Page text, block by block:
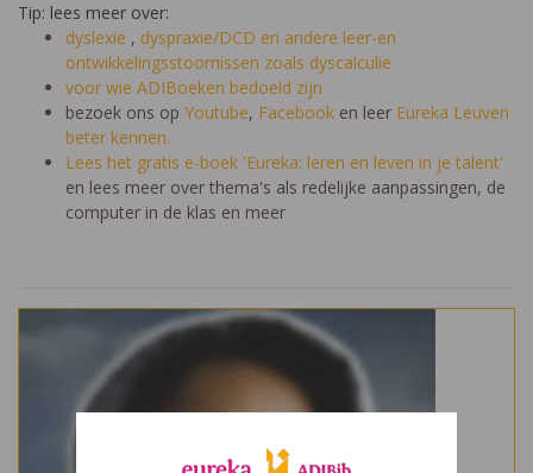
Tip: lees meer over:
dyslexie , dyspraxie/DCD en andere leer-en
ontwikkelingsstoornissen zoals dyscalculie
voor wie ADIBoeken bedoeld zijn
bezoek ons op Youtube, Facebook en leer Eureka Leuven
beter kennen.
Lees het gratis e-boek 'Eureka: leren en leven in je talent'
en lees meer over thema's als redelijke aanpassingen, de
computer in de klas en meer